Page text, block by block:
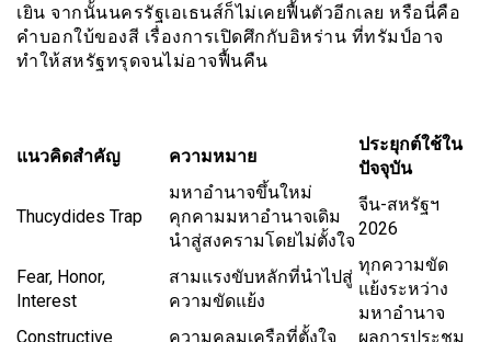
เยิน จากนั้นนครรัฐเอเธนส์ก็ไม่เคยฟื้นตัวอีกเลย หรือนี่คือ
คำบอกใบ้ของสี เรื่องการเปิดศึกกับอิหร่าน ที่ทรัมป์อาจ
ทำให้สหรัฐทรุดจนไม่อาจฟื้นคืน
แนวคิดสำคัญ ความหมาย
ประยุกต์ใช้ใน
ปัจจุบัน
Thucydides Trap
มหาอำนาจขึ้นใหม่
คุกคามมหาอำนาจเดิม
นำสู่สงครามโดยไม่ตั้งใจ
จีน-สหรัฐฯ
2026
Fear, Honor,
Interest
สามแรงขับหลักที่นำไปสู่
ความขัดแย้ง
ทุกความขัด
แย้งระหว่าง
มหาอำนาจ
Constructive
ความคลุมเครือที่ตั้งใจ
ผลการประชุม